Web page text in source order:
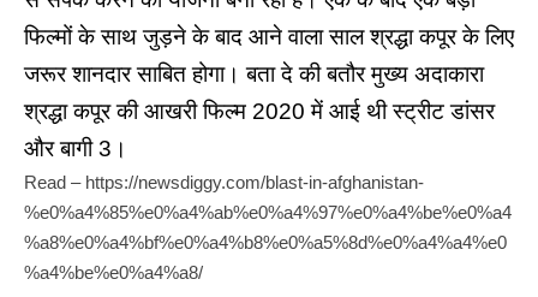
फिल्मों के साथ जुड़ने के बाद आने वाला साल श्रद्धा कपूर के लिए
जरूर शानदार साबित होगा। बता दे की बतौर मुख्य अदाकारा
श्रद्धा कपूर की आखरी फिल्म 2020 में आई थी स्ट्रीट डांसर
और बागी 3।
Read –https://newsdiggy.com/blast-in-afghanistan-
%e0%a4%85%e0%a4%ab%e0%a4%97%e0%a4%be%e0%a4
%a8%e0%a4%bf%e0%a4%b8%e0%a5%8d%e0%a4%a4%e0
%a4%be%e0%a4%a8/